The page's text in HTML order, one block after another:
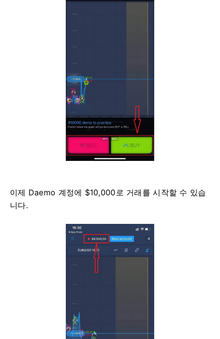
이제 Daemo 계정에 $10,000로 거래를 시작할 수 있습
니다.